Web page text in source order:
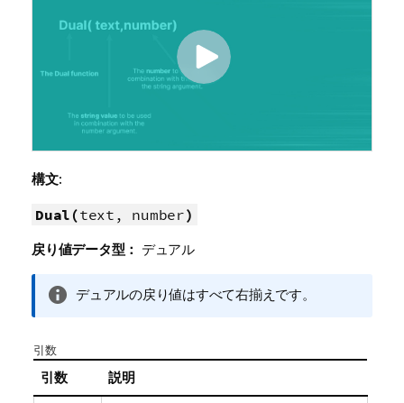
構文:
Dual(text, number)
戻り値データ型： デュアル
情
デュアルの戻り値はすべて右揃えです。
引数
引数 説明